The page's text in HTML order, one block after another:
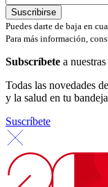
Puedes darte de baja en
Para más información,
Subscríbete a nuestras
Todas las novedades
y la salud en tu
Suscríbete